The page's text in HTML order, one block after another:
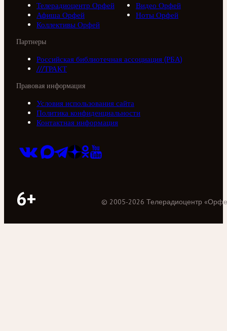
Телерадиоцентр Орфей
Видео Орфей
Афиша Орфей
Ноты Орфей
Коллективы Орфей
Партнеры
Российская библиотечная ассоциация (РБА)
///ТРАКТ
Правовая информация
Условия использования сайта
Политика конфиденциальности
Контактная информация
6+ © 2005-2026 Телерадиоцентр